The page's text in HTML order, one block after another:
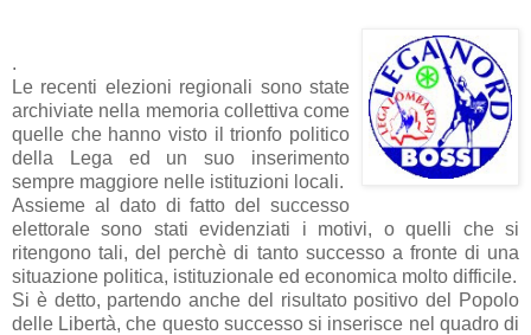
.
Le recenti elezioni regionali sono state
archiviate nella memoria collettiva come
quelle che hanno visto il trionfo politico
della Lega ed un suo inserimento
sempre maggiore nelle istituzioni locali.
Assieme al dato di fatto del successo
elettorale sono stati evidenziati i motivi, o quelli che si
ritengono tali, del perchè di tanto successo a fronte di una
situazione politica, istituzionale ed economica molto difficile.
Si è detto, partendo anche del risultato positivo del Popolo
delle Libertà, che questo successo si inserisce nel quadro di